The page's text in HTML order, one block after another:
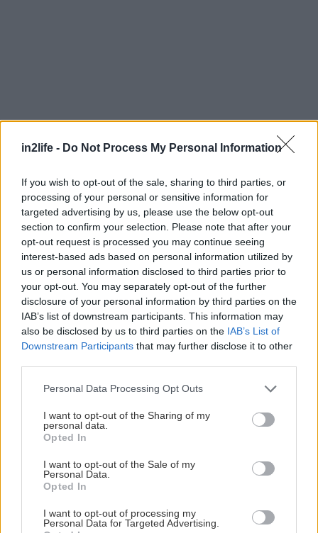
in2life - Do Not Process My Personal Information
If you wish to opt-out of the sale, sharing to third parties, or
processing of your personal or sensitive information for
targeted advertising by us, please use the below opt-out
section to confirm your selection. Please note that after your
opt-out request is processed you may continue seeing
interest-based ads based on personal information utilized by
us or personal information disclosed to third parties prior to
your opt-out. You may separately opt-out of the further
disclosure of your personal information by third parties on the
IAB’s list of downstream participants. This information may
also be disclosed by us to third parties on the IAB’s List of
Downstream Participants that may further disclose it to other
Please note that this website/app uses one or more Google
not limited to your visit or usage behaviour. You may click to
grant or deny consent to Google and its third-party tags to
use your data for below specified purposes in below Google
consent section.
Personal Data Processing Opt Outs
I want to opt-out of the Sharing of my
personal data.
Opted In
I want to opt-out of the Sale of my
Personal Data.
Opted In
I want to opt-out of processing my
Personal Data for Targeted Advertising.
Η συλλεκτική κασετίνα είναιδιαθέσιμη προς
πώλησηστο ηλεκτρονικό κατάστημα
elenianna.gr
ΟΙ ΣΥΝΤΑΓΕΣ ΤΟΥ ΜΙΧΑΛΗ ΜΑΡΘΑ
Μύδια αχνιστά με λαχανικά, ούζο και
εξαιρετικό παρθένο ελαιόλαδο PAMAKO
Χρόνος προετοιμασίας: 10 λεπτά
400 γρ. φρέσκα μύδια
½ ξερό κρεμμύδι
½ Πιπεριά Φλώρινας
1 σκελίδα σκόρδου
60 γρ. λευκό κρασί